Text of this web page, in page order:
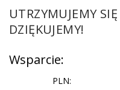
UTRZYMUJEMY
DZIĘKUJEMY!
Wsparcie:
PLN: